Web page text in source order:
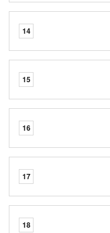
14
15
16
17
18